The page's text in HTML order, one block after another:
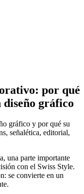
por qué
diseño gráfico
gráfico y por qué su
señalética, editorial,
una parte importante
con el Swiss Style.
se convierte en un